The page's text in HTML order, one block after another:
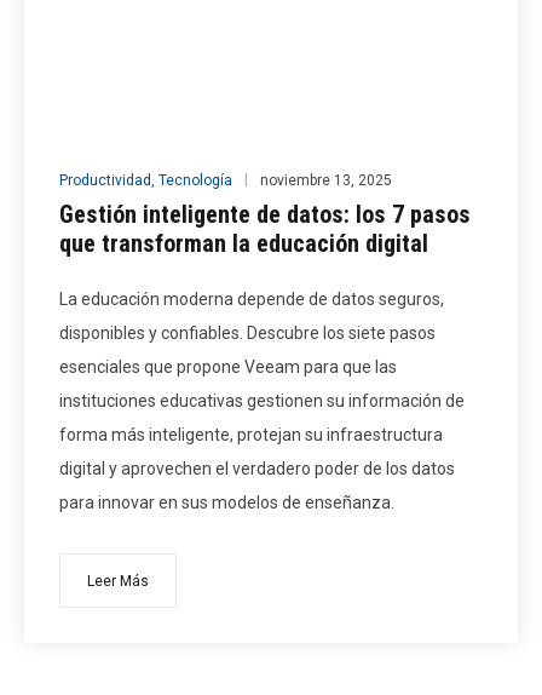
Productividad, Tecnología noviembre 13, 2025
Gestión inteligente de datos: los 7 pasos
que transforman la educación digital
La educación moderna depende de datos seguros,
disponibles y confiables. Descubre los siete pasos
esenciales que propone Veeam para que las
instituciones educativas gestionen su información de
forma más inteligente, protejan su infraestructura
digital y aprovechen el verdadero poder de los datos
para innovar en sus modelos de enseñanza.
Leer Más